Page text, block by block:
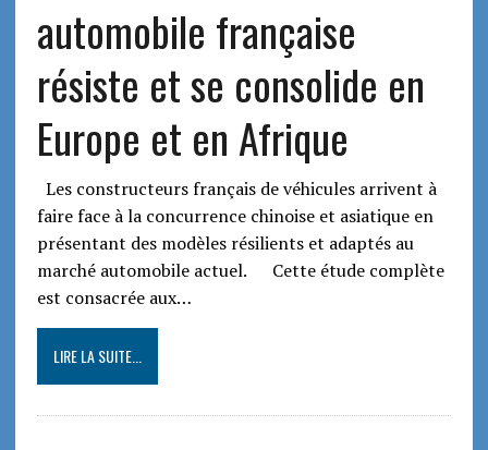
automobile française
résiste et se consolide en
Europe et en Afrique
Les constructeurs français de véhicules arrivent à
faire face à la concurrence chinoise et asiatique en
présentant des modèles résilients et adaptés au
marché automobile actuel. Cette étude complète
est consacrée aux…
LIRE LA SUITE...